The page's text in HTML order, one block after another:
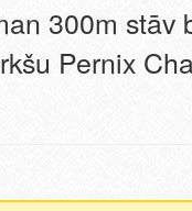
300m stāv
Pernix